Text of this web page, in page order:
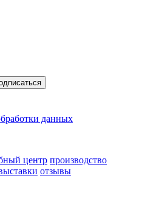
данных
центр производство
отзывы